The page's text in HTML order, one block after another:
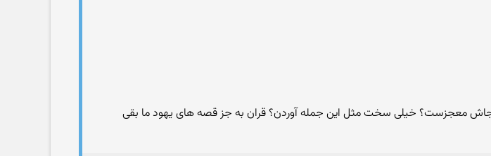
معجزست؟ خیلی سخت مثل این جمله آوردن؟ قران به جز قصه های یهود ما بقی